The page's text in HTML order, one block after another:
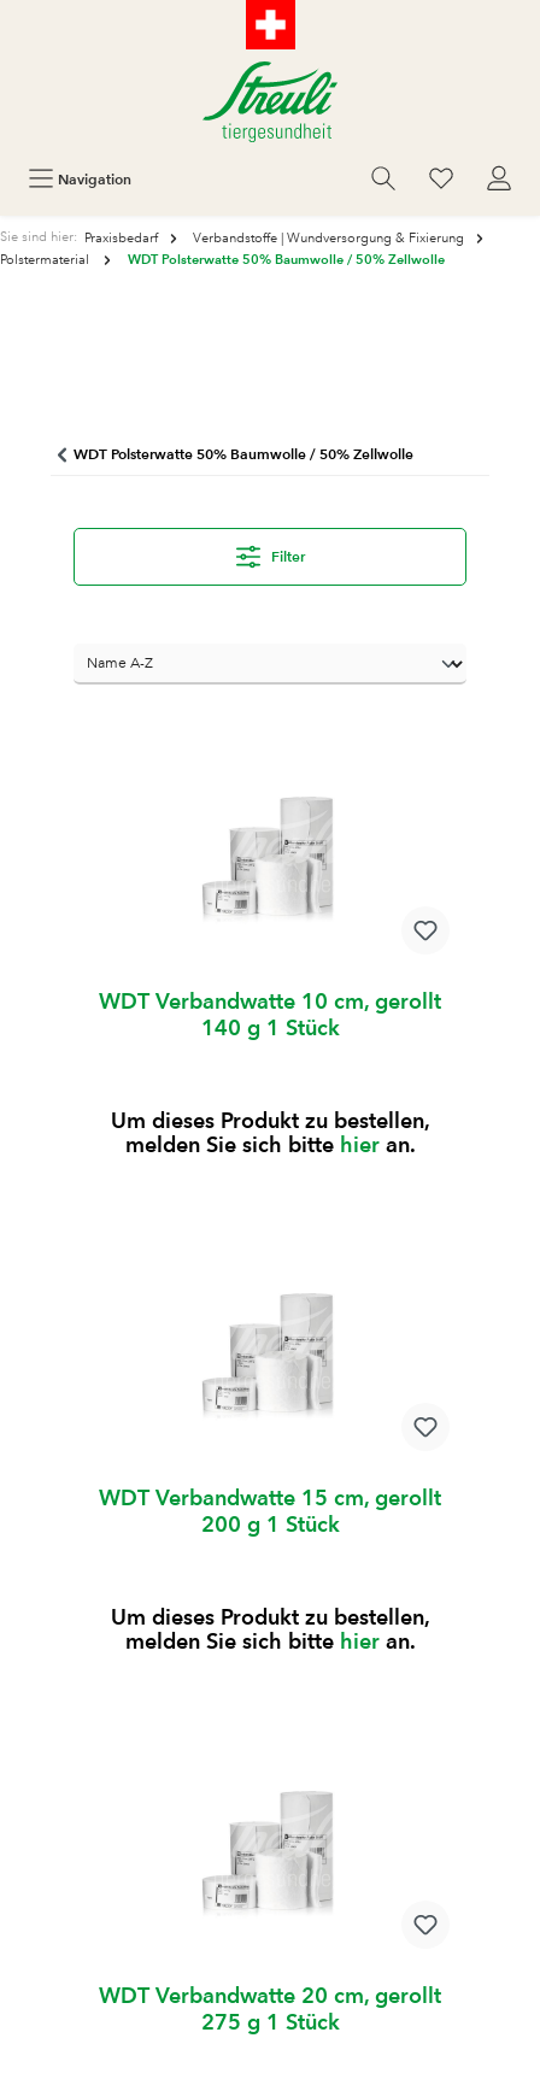
Navigation
Sie sind hier: Praxisbedarf
Verbandstoffe | Wundversorgung & Fixierung
Polstermaterial
WDT Polsterwatte 50% Baumwolle / 50% Zellwolle
WDT Polsterwatte 50% Baumwolle / 50% Zellwolle
Filter
WDT Verbandwatte 10 cm, gerollt
140 g 1 Stück
Um dieses Produkt zu bestellen,
melden Sie sich bitte hieran.
WDT Verbandwatte 15 cm, gerollt
200 g 1 Stück
Um dieses Produkt zu bestellen,
melden Sie sich bitte hieran.
WDT Verbandwatte 20 cm, gerollt
275 g 1 Stück